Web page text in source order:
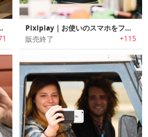
リップ「フィヨルデン」 Pixlplay｜お使いのスマホをファンカメラに変えるキッズカメラキット「ピクセルトイ」
販売終了 +115